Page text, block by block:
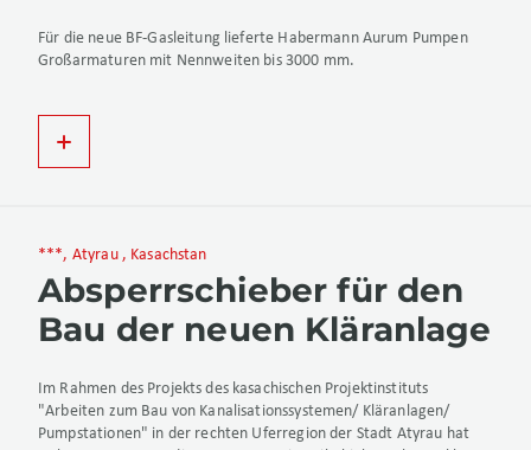
Für die neue BF-Gasleitung lieferte Habermann Aurum Pumpen
Großarmaturen mit Nennweiten bis 3000 mm.
***, Atyrau , Kasachstan
Absperrschieber für den
Bau der neuen Kläranlage
Im Rahmen des Projekts des kasachischen Projektinstituts
"Arbeiten zum Bau von Kanalisationssystemen/ Kläranlagen/
Pumpstationen" in der rechten Uferregion der Stadt Atyrau hat